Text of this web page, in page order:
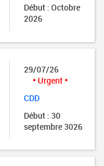
Début : Octobre
2026
29/07/26
Urgent
CDD
Début : 30
septembre 3026